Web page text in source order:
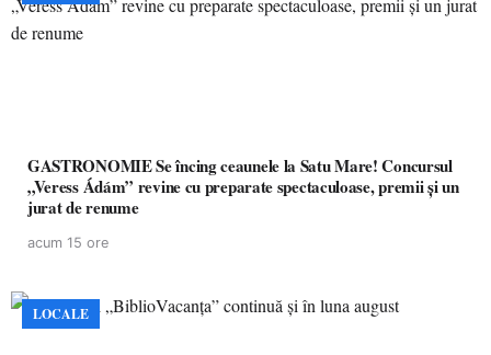
GASTRONOMIE Se încing ceaunele la Satu Mare! Concursul
„Veress Ádám” revine cu preparate spectaculoase, premii și un
jurat de renume
acum 15 ore
LOCALE